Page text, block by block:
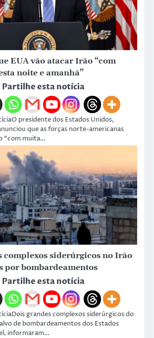
EUA vão atacar Irão “com
noite e amanhã”
Partilhe esta notícia
presidente dos Estados Unidos,
que as forças norte-americanas
“com muita…
complexos siderúrgicos no Irão
por bombardeamentos
Partilhe esta notícia
grandes complexos siderúrgicos do
de bombardeamentos dos Estados
informaram…